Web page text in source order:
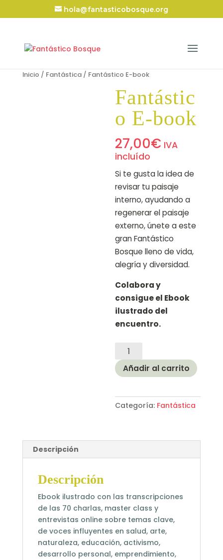
hola@fantasticobosque.org
Inicio / Fantástica/ Fantástico E-book
Fantástic
o E-book
27,00€ IVA
incluído
Si te gusta la idea de
revisar tu paisaje
interno, ayudando a
regenerar el paisaje
externo, únete a este
gran Fantástico
Bosque lleno de vida,
alegría y diversidad.
Colabora y
consigue el Ebook
ilustrado del
encuentro.
Fantástico
E-
book
Añadir al carrito
Categoría: Fantástica
Descripción
Descripción
Ebook ilustrado con las transcripciones
de las 70 charlas, master class y
entrevistas online sobre temas clave,
de voces influyentes en salud, arte,
naturaleza, educación, activismo,
desarrollo personal, emprendimiento,